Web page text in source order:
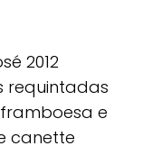
2012
requintadas
e
canette